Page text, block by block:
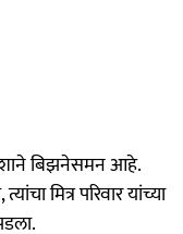
बिझनेसमन आहे.
मित्र परिवार यांच्या